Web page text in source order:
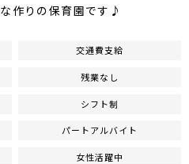
作りの保育園です♪
交通費支給
残業なし
シフト制
パートアルバイト
女性活躍中